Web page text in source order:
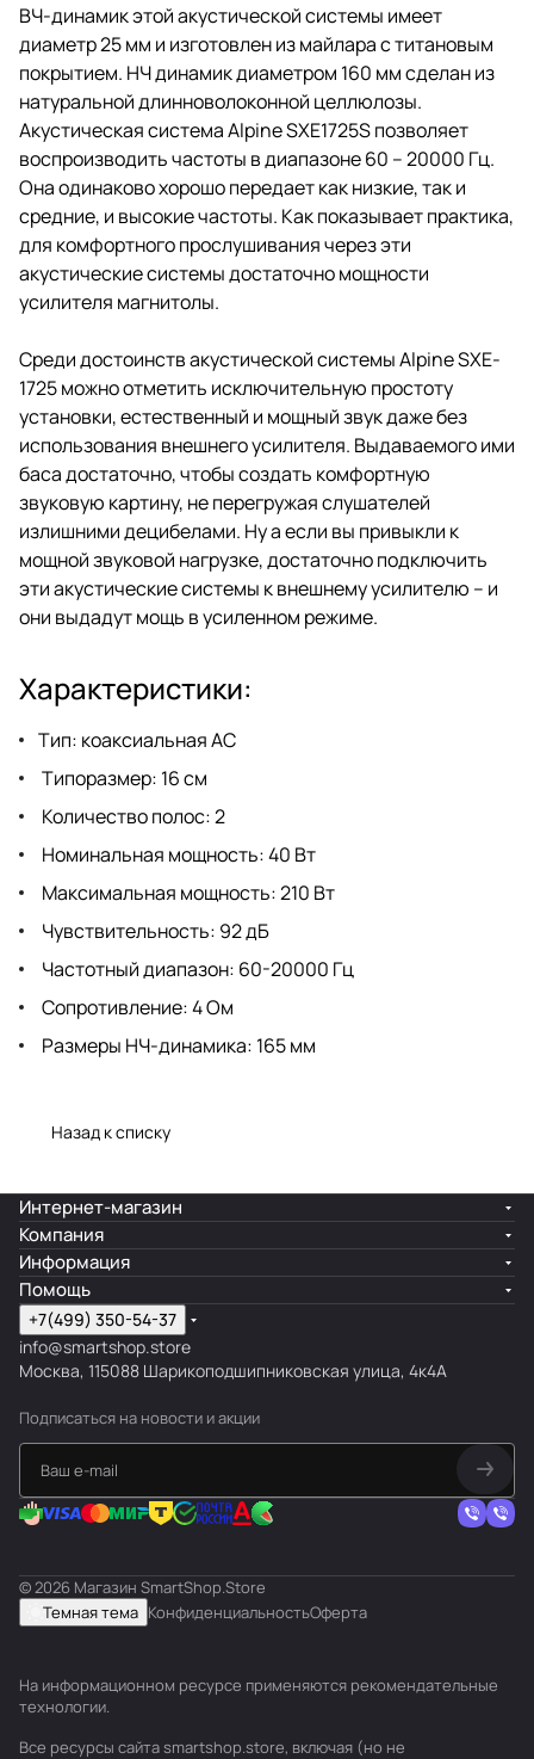
ВЧ-динамик этой акустической системы имеет
диаметр 25 мм и изготовлен из майлара с титановым
покрытием. НЧ динамик диаметром 160 мм сделан из
натуральной длинноволоконной целлюлозы.
Акустическая система Alpine SXE1725S позволяет
воспроизводить частоты в диапазоне 60 – 20000 Гц.
Она одинаково хорошо передает как низкие, так и
средние, и высокие частоты. Как показывает практика,
для комфортного прослушивания через эти
акустические системы достаточно мощности
усилителя магнитолы.
Среди достоинств акустической системы Alpine SXE-
1725 можно отметить исключительную простоту
установки, естественный и мощный звук даже без
использования внешнего усилителя. Выдаваемого ими
баса достаточно, чтобы создать комфортную
звуковую картину, не перегружая слушателей
излишними децибелами. Ну а если вы привыкли к
мощной звуковой нагрузке, достаточно подключить
эти акустические системы к внешнему усилителю – и
они выдадут мощь в усиленном режиме.
Характеристики:
Тип: коаксиальная АС
Типоразмер: 16 см
Количество полос: 2
Номинальная мощность: 40 Вт
Максимальная мощность: 210 Вт
Чувствительность: 92 дБ
Частотный диапазон: 60-20000 Гц
Сопротивление: 4 Ом
Размеры НЧ-динамика: 165 мм
Назад к списку
Интернет-магазин
Компания
Информация
Помощь
+7(499) 350-54-37
info@smartshop.store
Москва, 115088 Шарикоподшипниковская улица, 4к4А
Подписаться на новости и акции
© 2026 Магазин SmartShop.Store
Темная тема КонфиденциальностьОферта
На информационном ресурсе применяются рекомендательные
технологии.
Все ресурсы сайта smartshop.store, включая (но не